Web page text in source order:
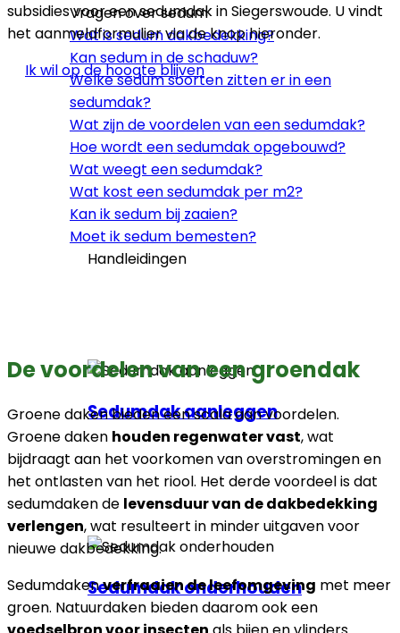
Vragen over sedum
Wat is sedum dakbedekking?
Kan sedum in de schaduw?
Welke sedum soorten zitten er in een
sedumdak?
Wat zijn de voordelen van een sedumdak?
Hoe wordt een sedumdak opgebouwd?
Wat weegt een sedumdak?
Wat kost een sedumdak per m2?
Kan ik sedum bij zaaien?
Moet ik sedum bemesten?
Handleidingen
Sedumdak aanleggen
Sedumdak onderhouden
subsidies voor een sedumdak in Siegerswoude. U vindt
het aanmeldformulier via de knop hieronder.
Ik wil op de hoogte blijven
De voordelen van een groendak
Groene daken bieden een scala aan voordelen.
Groene daken houden regenwater vast, wat
bijdraagt aan het voorkomen van overstromingen en
het ontlasten van het riool. Het derde voordeel is dat
sedumdaken de levensduur van de dakbedekking
verlengen, wat resulteert in minder uitgaven voor
nieuwe dakbedekking.
Sedumdakenverfraaien de leefomgeving met meer
groen. Natuurdaken bieden daarom ook een